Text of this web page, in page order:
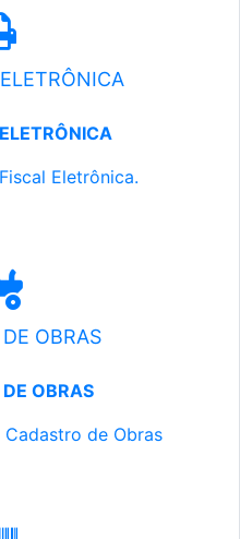
Eletrônica.
OBRAS
OBRAS
de Obras